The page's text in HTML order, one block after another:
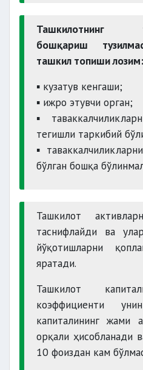
Ташкилотнинг
бошқариш
ташкил топиши лозим:
▪️ кузатув кенгаши;
▪️ ижро этувчи орган;
▪️
тегишли таркибий
▪️
бўлган бошқа
Ташкилот
таснифлайди ва
йўқотишларни
яратади.
Ташкилот
коэффициенти
капиталининг жами
орқали ҳисобланади
10 фоиздан кам